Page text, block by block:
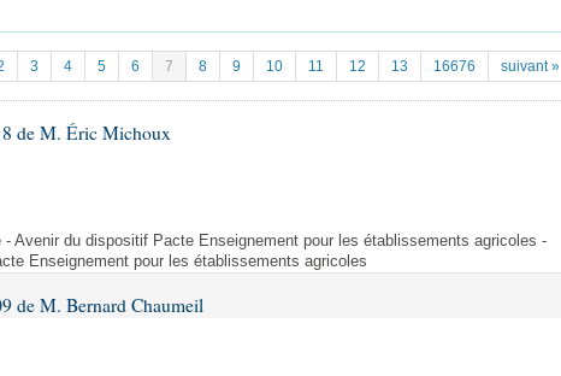
3 4 5 6 7 8 9 10 11 12 13 16676 suivant »
de M. Éric Michoux
- Avenir du dispositif Pacte Enseignement pour les établissements agricoles -
Enseignement pour les établissements agricoles
de M. Bernard Chaumeil